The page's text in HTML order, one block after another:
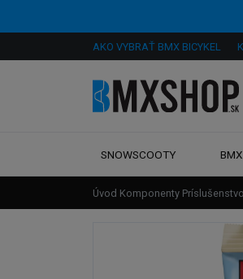
AKO VYBRAŤ BMX BICYKEL
SNOWSCOOTY
Úvod Komponenty Príslušenstvo